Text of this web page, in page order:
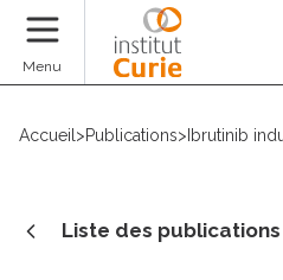
Menu
Accueil >Publications> Ibrutinib
Liste des publications